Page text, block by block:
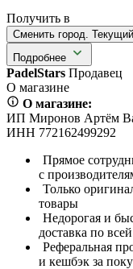
Получить в
Сменить город.
Подробнее
PadelStars Продавец
О магазине
О магазине:
ИП Миронов Артём
ИНН 772162499292
Прямое
с
Только
товары
Недорогая и
доставка по
Реферальная
и кешбэк за